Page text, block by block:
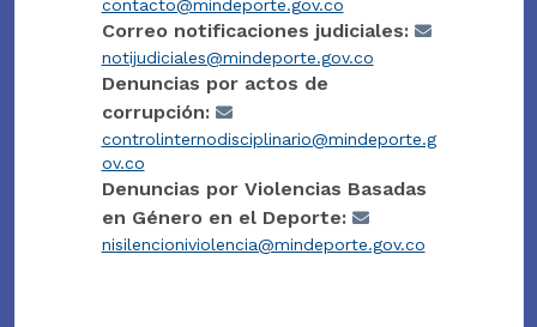
contacto@mindeporte.gov.co
Correo notificaciones judiciales:
notijudiciales@mindeporte.gov.co
Denuncias por actos de
corrupción:
controlinternodisciplinario@mindeporte.g
ov.co
Denuncias por Violencias Basadas
en Género en el Deporte:
nisilencioniviolencia@mindeporte.gov.co